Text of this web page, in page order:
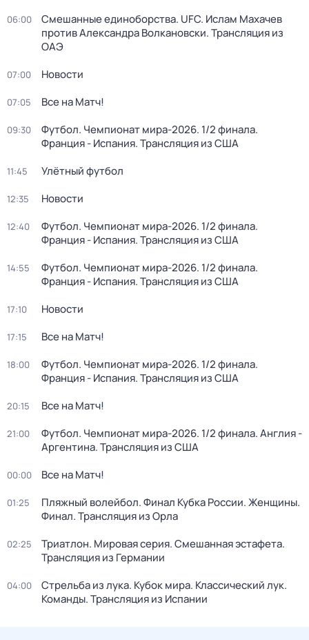
06:00
Смешанные единоборства. UFC. Ислам Махачев
против Александра Волкановски. Трансляция из
ОАЭ
07:00 Новости
07:05 Все на Матч!
09:30
Футбол. Чемпионат мира-2026. 1/2 финала.
Франция - Испания. Трансляция из США
11:45 Улётный футбол
12:35 Новости
12:40
Футбол. Чемпионат мира-2026. 1/2 финала.
Франция - Испания. Трансляция из США
14:55
Футбол. Чемпионат мира-2026. 1/2 финала.
Франция - Испания. Трансляция из США
17:10 Новости
17:15 Все на Матч!
18:00
Футбол. Чемпионат мира-2026. 1/2 финала.
Франция - Испания. Трансляция из США
20:15 Все на Матч!
21:00
Футбол. Чемпионат мира-2026. 1/2 финала. Англия -
Аргентина. Трансляция из США
00:00 Все на Матч!
01:25
Пляжный волейбол. Финал Кубка России. Женщины.
Финал. Трансляция из Орла
02:25
Триатлон. Мировая серия. Смешанная эстафета.
Трансляция из Германии
04:00
Стрельба из лука. Кубок мира. Классический лук.
Команды. Трансляция из Испании